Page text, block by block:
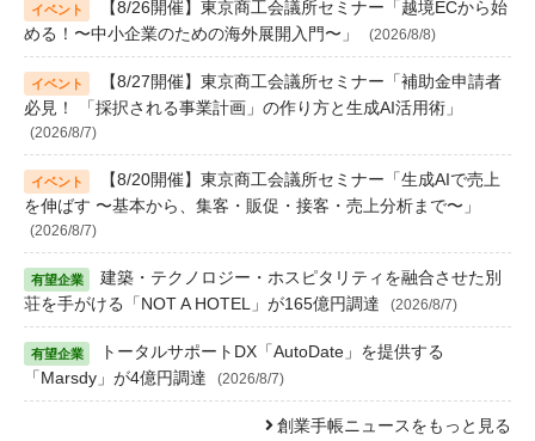
【8/26開催】東京商工会議所セミナー「越境ECから始
める！〜中小企業のための海外展開入門〜」
(2026/8/8)
【8/27開催】東京商工会議所セミナー「補助金申請者
必見！ 「採択される事業計画」の作り方と生成AI活用術」
(2026/8/7)
【8/20開催】東京商工会議所セミナー「生成AIで売上
を伸ばす 〜基本から、集客・販促・接客・売上分析まで〜」
(2026/8/7)
建築・テクノロジー・ホスピタリティを融合させた別
荘を手がける「NOT A HOTEL」が165億円調達
(2026/8/7)
トータルサポートDX「AutoDate」を提供する
「Marsdy」が4億円調達
(2026/8/7)
創業手帳ニュースをもっと見る